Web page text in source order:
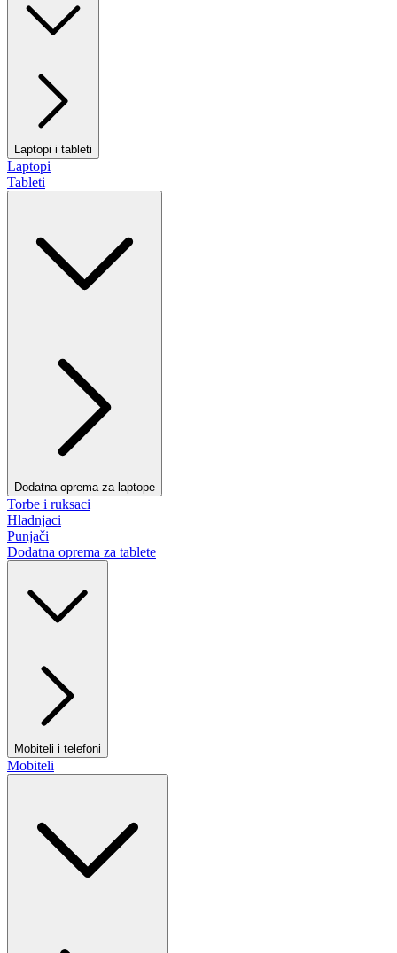
Laptopi i tableti
Laptopi
Tableti
Dodatna oprema za laptope
Torbe i ruksaci
Hladnjaci
Punjači
Dodatna oprema za tablete
Mobiteli i telefoni
Mobiteli